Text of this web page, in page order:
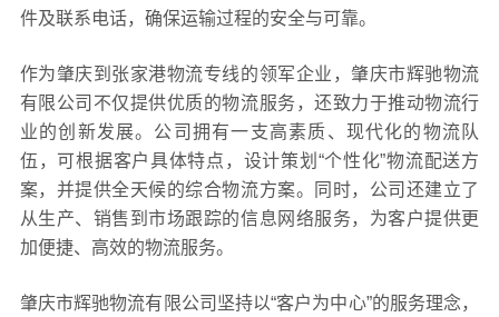
件及联系电话，确保运输过程的安全与可靠。
作为肇庆到张家港物流专线的领军企业，肇庆市辉驰物流
有限公司不仅提供优质的物流服务，还致力于推动物流行
业的创新发展。公司拥有一支高素质、现代化的物流队
伍，可根据客户具体特点，设计策划“个性化”物流配送方
案，并提供全天候的综合物流方案。同时，公司还建立了
从生产、销售到市场跟踪的信息网络服务，为客户提供更
加便捷、高效的物流服务。
肇庆市辉驰物流有限公司坚持以“客户为中心”的服务理念，